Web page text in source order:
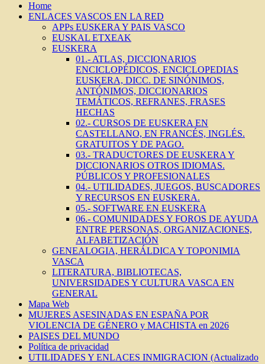
Home
ENLACES VASCOS EN LA RED
APPs EUSKERA Y PAIS VASCO
EUSKAL ETXEAK
EUSKERA
01.- ATLAS, DICCIONARIOS
ENCICLOPÉDICOS, ENCICLOPEDIAS
EUSKERA, DICC. DE SINÓNIMOS,
ANTÓNIMOS, DICCIONARIOS
TEMÁTICOS, REFRANES, FRASES
HECHAS
02.- CURSOS DE EUSKERA EN
CASTELLANO, EN FRANCÉS, INGLÉS.
GRATUITOS Y DE PAGO.
03.- TRADUCTORES DE EUSKERA Y
DICCIONARIOS OTROS IDIOMAS.
PÚBLICOS Y PROFESIONALES
04.- UTILIDADES, JUEGOS, BUSCADORES
Y RECURSOS EN EUSKERA.
05.- SOFTWARE EN EUSKERA
06.- COMUNIDADES Y FOROS DE AYUDA
ENTRE PERSONAS, ORGANIZACIONES,
ALFABETIZACIÓN
GENEALOGIA, HERÁLDICA Y TOPONIMIA
VASCA
LITERATURA, BIBLIOTECAS,
UNIVERSIDADES Y CULTURA VASCA EN
GENERAL
Mapa Web
MUJERES ASESINADAS EN ESPAÑA POR
VIOLENCIA DE GÉNERO y MACHISTA en 2026
PAISES DEL MUNDO
Política de privacidad
UTILIDADES Y ENLACES INMIGRACION (Actualizado